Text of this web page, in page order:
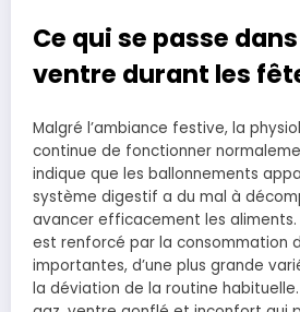
Ce qui se passe
ventre durant les
Malgré l’ambiance festive, la
continue de fonctionner
indique que les ballonnements
système digestif a du mal à
avancer efficacement les aliments.
est renforcé par la consommation
importantes, d’une plus grande
la déviation de la routine